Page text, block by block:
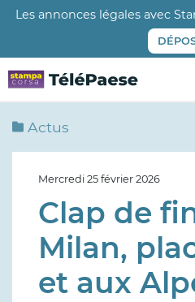
Aller
principal
Les annonces légales avec
Actus
Mercredi 25 février 2026
Clap de
Milan,
et aux